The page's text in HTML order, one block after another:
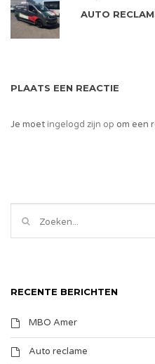
AUTO
PLAATS EEN REACTIE
Je moetingelogd zijn op om een
RECENTE BERICHTEN
MBO Amer
Auto reclame